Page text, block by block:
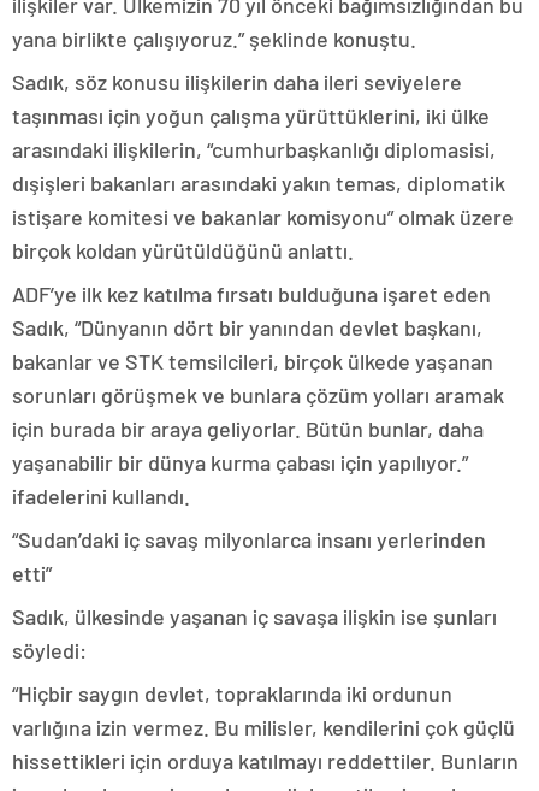
yana birlikte çalışıyoruz.” şeklinde konuştu.
Sadık, söz konusu ilişkilerin daha ileri seviyelere
taşınması için yoğun çalışma yürüttüklerini, iki ülke
arasındaki ilişkilerin, “cumhurbaşkanlığı diplomasisi,
dışişleri bakanları arasındaki yakın temas, diplomatik
istişare komitesi ve bakanlar komisyonu” olmak üzere
birçok koldan yürütüldüğünü anlattı.
ADF’ye ilk kez katılma fırsatı bulduğuna işaret eden
Sadık, “Dünyanın dört bir yanından devlet başkanı,
bakanlar ve STK temsilcileri, birçok ülkede yaşanan
sorunları görüşmek ve bunlara çözüm yolları aramak
için burada bir araya geliyorlar. Bütün bunlar, daha
yaşanabilir bir dünya kurma çabası için yapılıyor.”
ifadelerini kullandı.
“Sudan’daki iç savaş milyonlarca insanı yerlerinden
etti”
Sadık, ülkesinde yaşanan iç savaşa ilişkin ise şunları
söyledi:
“Hiçbir saygın devlet, topraklarında iki ordunun
varlığına izin vermez. Bu milisler, kendilerini çok güçlü
hissettikleri için orduya katılmayı reddettiler. Bunların